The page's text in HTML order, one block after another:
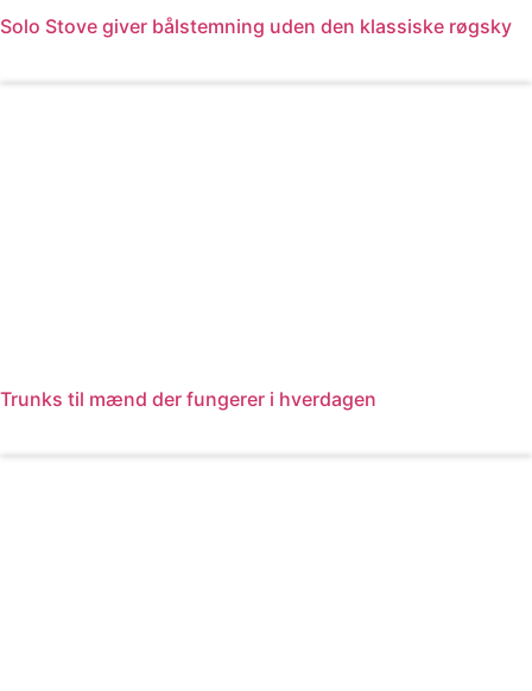
Solo Stove giver bålstemning uden den klassiske røgsky
Trunks til mænd der fungerer i hverdagen